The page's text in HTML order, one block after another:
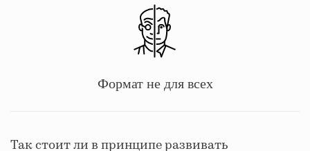
Формат не для всех
Так стоит ли в принципе развивать